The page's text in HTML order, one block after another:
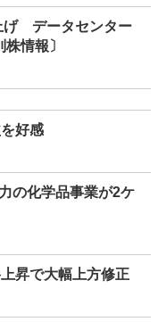
げ データセンター
情報〕
好感
の化学品事業が2ケ
昇で大幅上方修正